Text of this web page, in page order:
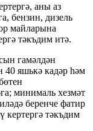
аны аз
бензин, дизель
майларына
тәкъдим итә.
гамәлдән
яшькә кадәр һәм
минималь хезмәт
беренче фатир
кертергә тәкъдим